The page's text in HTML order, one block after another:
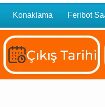
Konaklama Feribot